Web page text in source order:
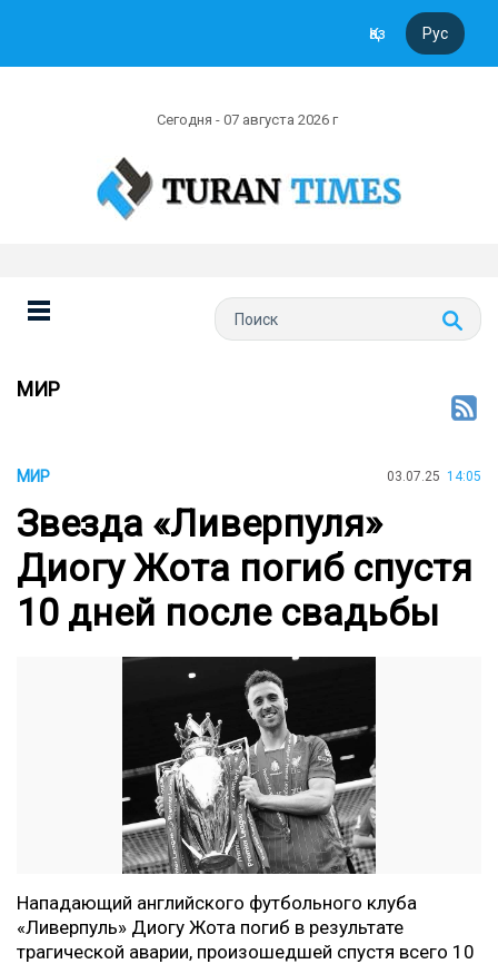
Қаз Рус
Сегодня - 07 августа 2026 г
МИР
МИР 03.07.25 14:05
Звезда «Ливерпуля»
Диогу Жота погиб спустя
10 дней после свадьбы
Нападающий английского футбольного клуба
«Ливерпуль» Диогу Жота погиб в результате
трагической аварии, произошедшей спустя всего 10